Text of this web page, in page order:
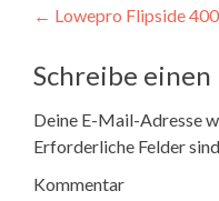
← Lowepro Flipside
Schreibe
Deine E-Mail-Adresse
Erforderliche Felder
Kommentar